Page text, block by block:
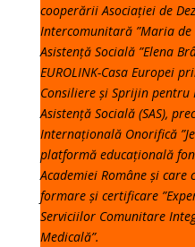
cooperării Asociației de
Intercomunitară ”Maria de
Asistență Socială ”Elena
EUROLINK-Casa Europei
Consiliere și Sprijin
Asistență Socială (SAS),
Internațională Onorifică
platformă educațională
Academiei Române și
formare și certificare
Serviciilor Comunitare
Medicală”.